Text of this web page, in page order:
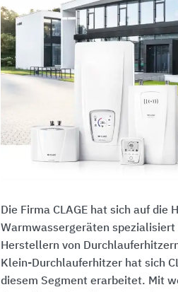
Die Firma CLAGE hat sich auf
Warmwassergeräten spezialisiert
Herstellern von
Klein-Durchlauferhitzer hat sich
diesem Segment erarbeitet. Mit